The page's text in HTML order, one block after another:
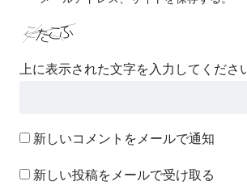
上に表示された文字を入力してくださ
新しいコメントをメールで通知
新しい投稿をメールで受け取る